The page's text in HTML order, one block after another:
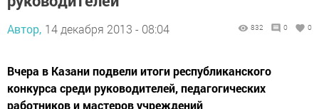
Автор, 14 декабря 2013 - 08:04 832 0 0
Вчера в Казани подвели итоги республиканского
конкурса среди руководителей, педагогических
работников и мастеров учреждений